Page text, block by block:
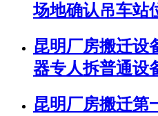
场地确认吊车站
昆明厂房搬迁设
器专人拆普通设
昆明厂房搬迁第